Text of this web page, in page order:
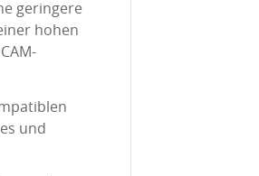
geringere
hohen
und